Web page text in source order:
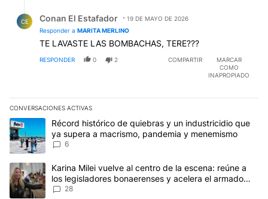
CE Conan El Estafador
19 DE MAYO DE 2026
Responder a MARITA MERLINO
TE LAVASTE LAS BOMBACHAS, TERE???
RESPONDER 0 2 COMPARTIR
MARCAR
COMO
INAPROPIADO
CONVERSACIONES ACTIVAS
Este listado muestra los artículos con más comentarios en los
Un artículo de tendencia con el título "Récord histórico de
Récord histórico de quiebras y un industricidio que
ya supera a macrismo, pandemia y menemismo
6
Un artículo de tendencia con el título "Karina Milei vuelve al
Karina Milei vuelve al centro de la escena: reúne a
los legisladores bonaerenses y acelera el armado
para 2027
28